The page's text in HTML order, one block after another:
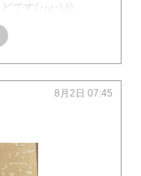
です(･ω･)ﾉｼ
8月2日 07:45